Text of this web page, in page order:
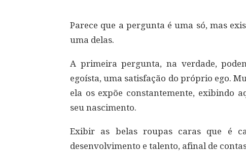
Parece que a pergunta é uma só, mas
uma delas.
A primeira pergunta, na verdade,
egoísta, uma satisfação do próprio ego.
ela os expõe constantemente, exibindo
seu nascimento.
Exibir as belas roupas caras que é
desenvolvimento e talento, afinal de